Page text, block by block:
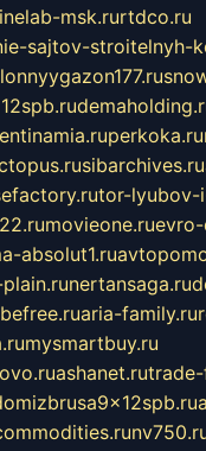
msk.rurtdco.ru
sajtov-stroitelnyh-
perkoka.ru
sibarchives.ru
tor-lyubov-
movieone.ru
absolut1.ru
nertansaga.ru
aria-family.ru
mysmartbuy.ru
ashanet.ru